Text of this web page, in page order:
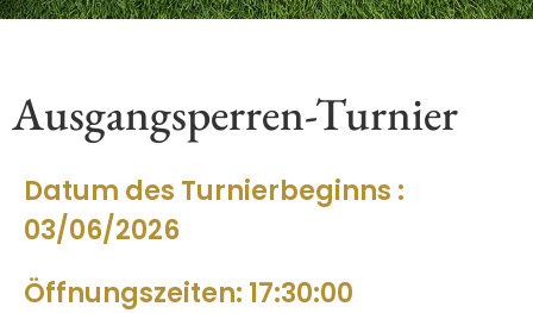
Ausgangsperren-Turnier
Datum des Turnierbeginns :
03/06/2026
Öffnungszeiten: 17:30:00